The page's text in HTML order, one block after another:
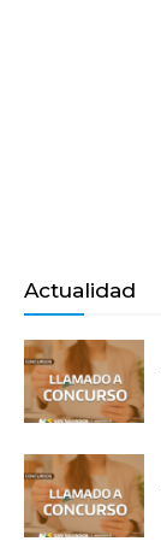
Actualidad